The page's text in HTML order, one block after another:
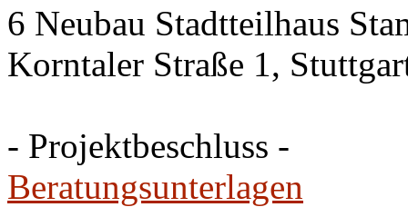
6 Neubau Stadtteilhaus
Korntaler Straße 1,
- Projektbeschluss -
Beratungsunterlagen